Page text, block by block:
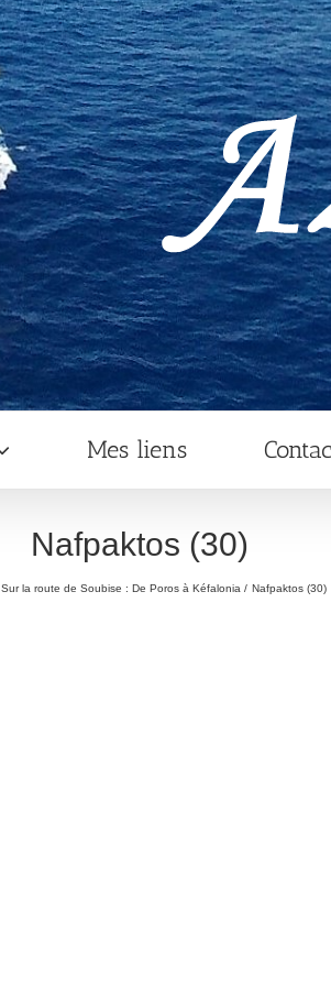
Mes liens
Nafpaktos (30)
Sur la route de Soubise : De Poros à Kéfalonia Nafpaktos (30)